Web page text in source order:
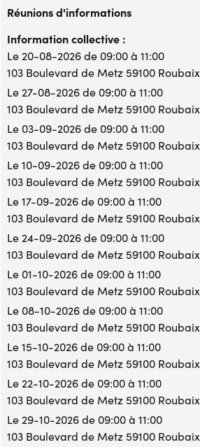
Réunions d'informations
Information collective :
Le 20-08-2026 de 09:00 à 11:00
103 Boulevard de Metz 59100 Roubaix
Le 27-08-2026 de 09:00 à 11:00
103 Boulevard de Metz 59100 Roubaix
Le 03-09-2026 de 09:00 à 11:00
103 Boulevard de Metz 59100 Roubaix
Le 10-09-2026 de 09:00 à 11:00
103 Boulevard de Metz 59100 Roubaix
Le 17-09-2026 de 09:00 à 11:00
103 Boulevard de Metz 59100 Roubaix
Le 24-09-2026 de 09:00 à 11:00
103 Boulevard de Metz 59100 Roubaix
Le 01-10-2026 de 09:00 à 11:00
103 Boulevard de Metz 59100 Roubaix
Le 08-10-2026 de 09:00 à 11:00
103 Boulevard de Metz 59100 Roubaix
Le 15-10-2026 de 09:00 à 11:00
103 Boulevard de Metz 59100 Roubaix
Le 22-10-2026 de 09:00 à 11:00
103 Boulevard de Metz 59100 Roubaix
Le 29-10-2026 de 09:00 à 11:00
103 Boulevard de Metz 59100 Roubaix